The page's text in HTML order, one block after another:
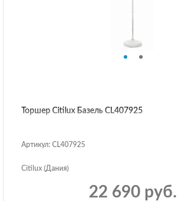
Торшер Citilux Базель CL407925
Артикул: CL407925
Citilux (Дания)
22 690 руб.